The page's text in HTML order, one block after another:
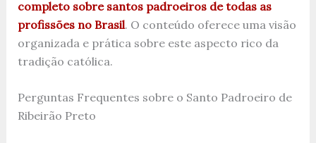
completo sobre santos padroeiros de todas as
profissões no Brasil. O conteúdo oferece uma visão
organizada e prática sobre este aspecto rico da
tradição católica.
Perguntas Frequentes sobre o Santo Padroeiro de
Ribeirão Preto